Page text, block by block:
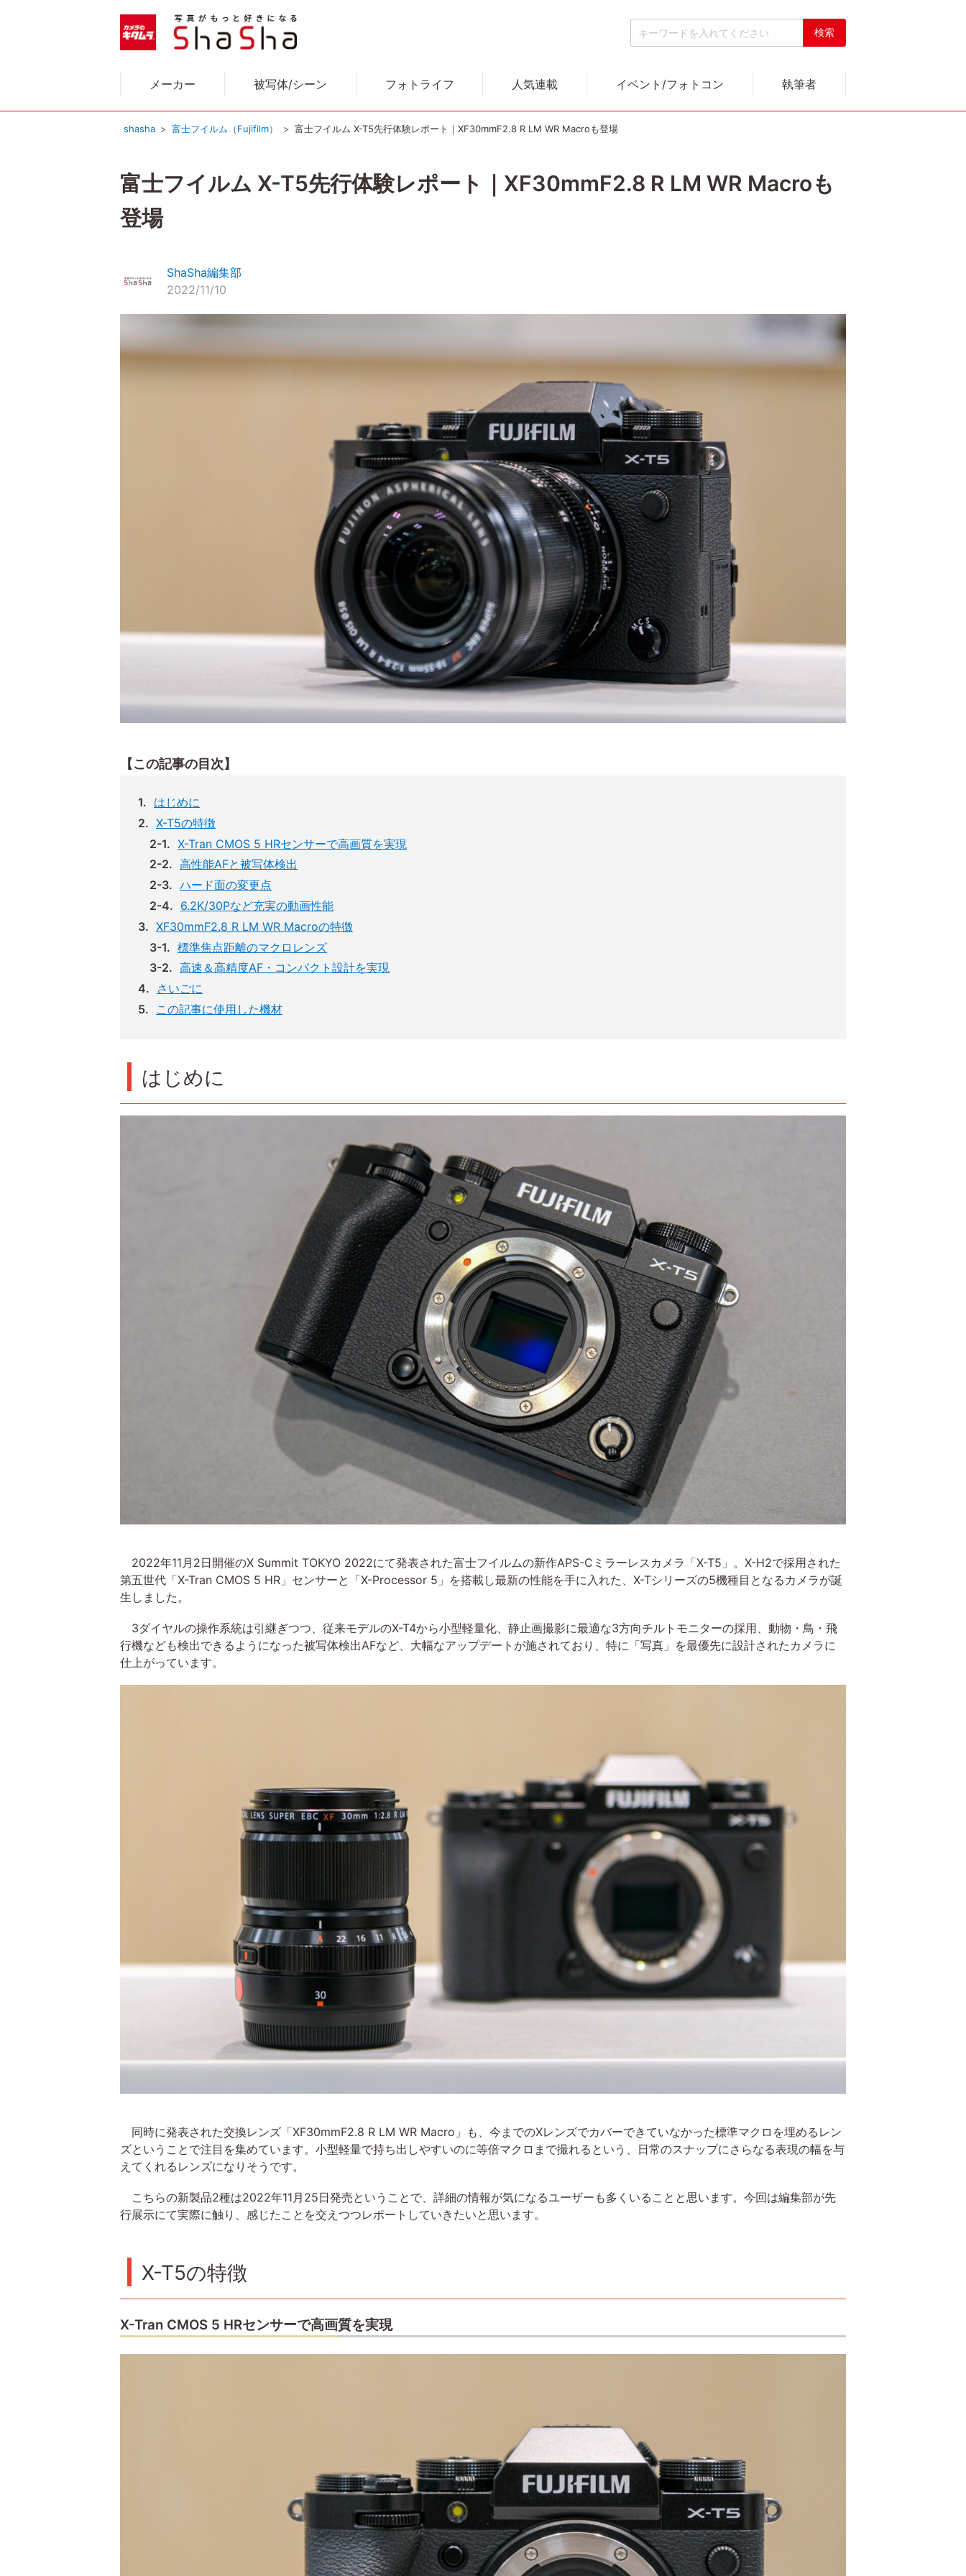
メーカー 被写体/シーン フォトライフ 人気連載 イベント/フォトコン 執筆者
shasha 富士フイルム（Fujifilm） 富士フイルム X-T5先行体験レポート｜XF30mmF2.8 R LM WR Macroも登場
富士フイルム X-T5先行体験レポート｜XF30mmF2.8 R LM WR Macroも
登場
ShaSha編集部
2022/11/10
【この記事の目次】
はじめに
X-T5の特徴
X-Tran CMOS 5 HRセンサーで高画質を実現
高性能AFと被写体検出
ハード面の変更点
6.2K/30Pなど充実の動画性能
XF30mmF2.8 R LM WR Macroの特徴
標準焦点距離のマクロレンズ
高速＆高精度AF・コンパクト設計を実現
さいごに
この記事に使用した機材
はじめに
2022年11月2日開催のX Summit TOKYO 2022にて発表された富士フイルムの新作APS-Cミラーレスカメラ「X-T5」。X-H2で採用された
第五世代「X-Tran CMOS 5 HR」センサーと「X-Processor 5」を搭載し最新の性能を手に入れた、X-Tシリーズの5機種目となるカメラが誕
生しました。
3ダイヤルの操作系統は引継ぎつつ、従来モデルのX-T4から小型軽量化、静止画撮影に最適な3方向チルトモニターの採用、動物・鳥・飛
行機なども検出できるようになった被写体検出AFなど、大幅なアップデートが施されており、特に「写真」を最優先に設計されたカメラに
仕上がっています。
同時に発表された交換レンズ「XF30mmF2.8 R LM WR Macro」も、今までのXレンズでカバーできていなかった標準マクロを埋めるレン
ズということで注目を集めています。小型軽量で持ち出しやすいのに等倍マクロまで撮れるという、日常のスナップにさらなる表現の幅を与
えてくれるレンズになりそうです。
こちらの新製品2種は2022年11月25日発売ということで、詳細の情報が気になるユーザーも多くいることと思います。今回は編集部が先
行展示にて実際に触り、感じたことを交えつつレポートしていきたいと思います。
X-T5の特徴
X-Tran CMOS 5 HRセンサーで高画質を実現